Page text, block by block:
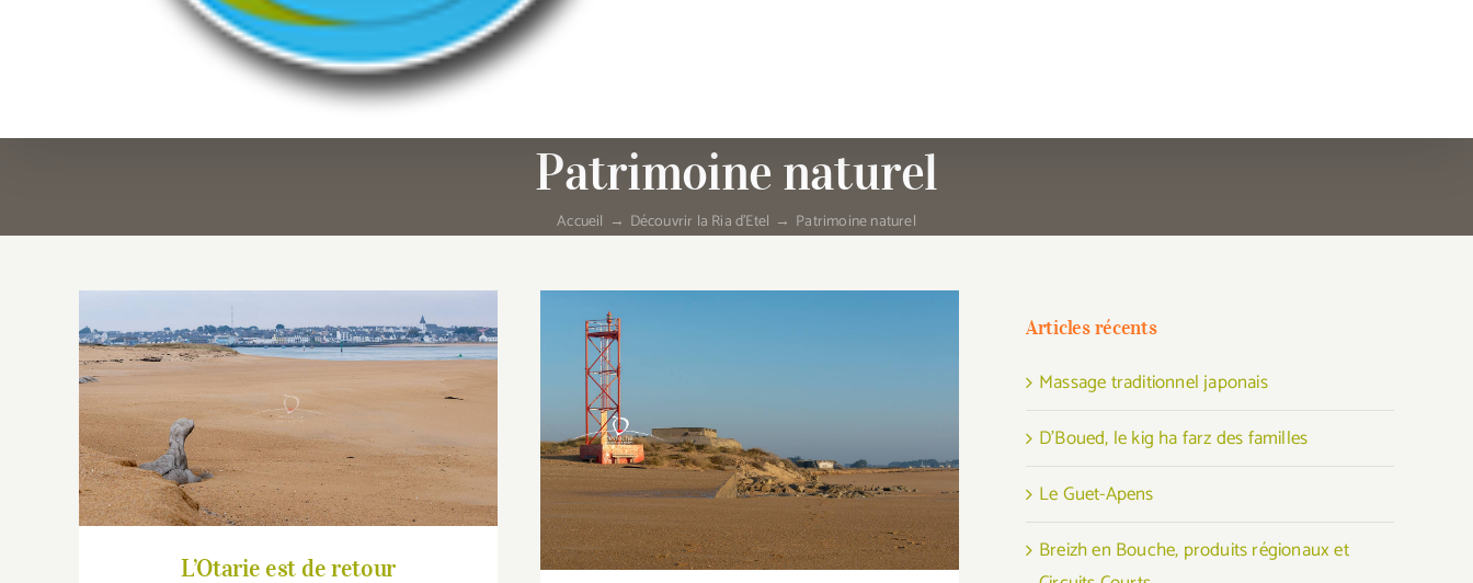
Patrimoine naturel
Accueil Découvrir la Ria d'Etel Patrimoine naturel
L’Otarie est de retour
L’Otarie est de retour
Disparition de l’Otarie
Articles récents
Massage traditionnel japonais
D’Boued, le kig ha farz des familles
Le Guet-Apens
Breizh en Bouche, produits régionaux et